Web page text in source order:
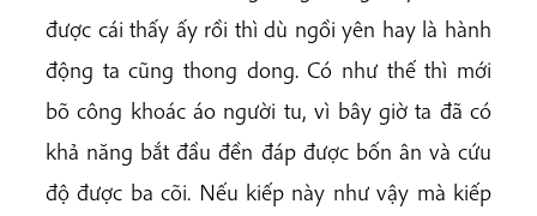
được cái thấy ấy rồi thì dù ngồi yên hay là hành
động ta cũng thong dong. Có như thế thì mới
bõ công khoác áo người tu, vì bây giờ ta đã có
khả năng bắt đầu đền đáp được bốn ân và cứu
độ được ba cõi. Nếu kiếp này như vậy mà kiếp